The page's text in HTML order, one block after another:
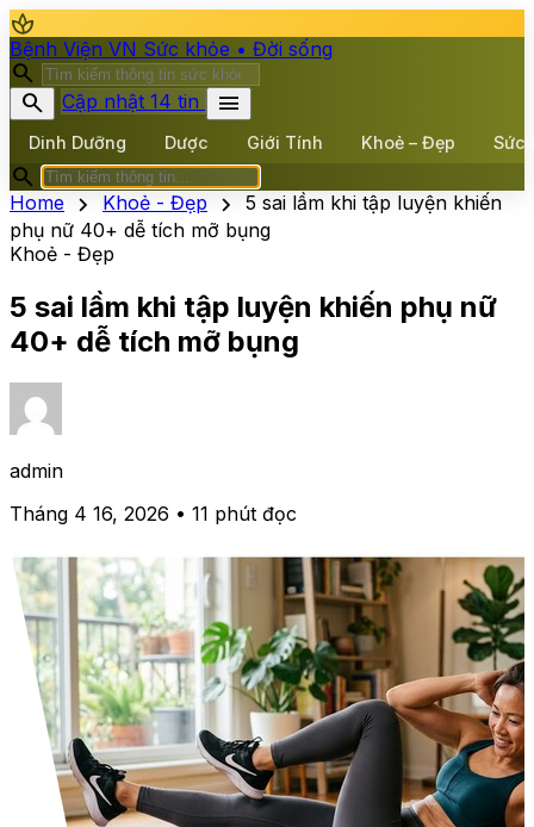
spa
Bệnh Viện VN Sức khỏe • Đời sống
search
search
Cập nhật 14 tin menu
Dinh Dưỡng Dược Giới Tính Khoẻ – Đẹp Sức
search
Home chevron_right Khoẻ - Đẹp chevron_right
5 sai lầm khi tập luyện khiến
phụ nữ 40+ dễ tích mỡ bụng
Khoẻ - Đẹp
5 sai lầm khi tập luyện khiến phụ nữ
40+ dễ tích mỡ bụng
admin
Tháng 4 16, 2026 • 11 phút đọc